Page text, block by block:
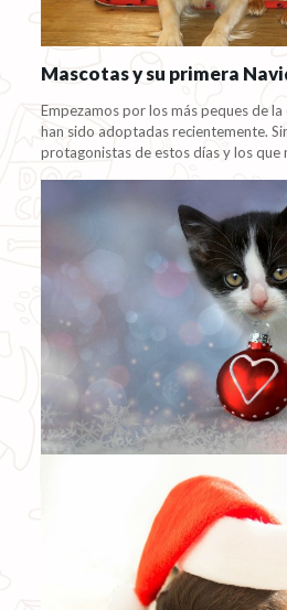
Mascotas y su primera
Empezamos por los más peques de la
han sido adoptadas recientemente.
protagonistas de estos días y los que